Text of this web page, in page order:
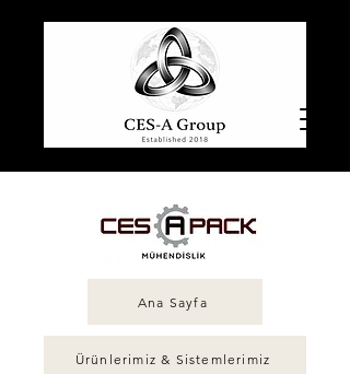
Ana Sayfa
Ürünlerimiz & Sistemlerimiz